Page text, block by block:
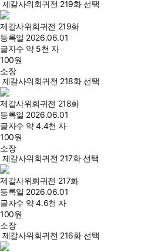
제갈사위회귀전 219화 선택
제갈사위회귀전 219화
등록일 2026.06.01
글자수 약 5천 자
100원
소장
제갈사위회귀전 218화 선택
제갈사위회귀전 218화
등록일 2026.06.01
글자수 약 4.4천 자
100원
소장
제갈사위회귀전 217화 선택
제갈사위회귀전 217화
등록일 2026.06.01
글자수 약 4.6천 자
100원
소장
제갈사위회귀전 216화 선택